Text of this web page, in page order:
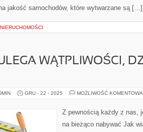
jakość samochodów, które wytwarzane są […]
NIERUCHOMOŚCI
WĄTPLIWOŚCI,
GRU - 22 - 2025 MOŻLIWOŚĆ
Z pewnością każdy z nas,
na bieżąco nabywać Jak